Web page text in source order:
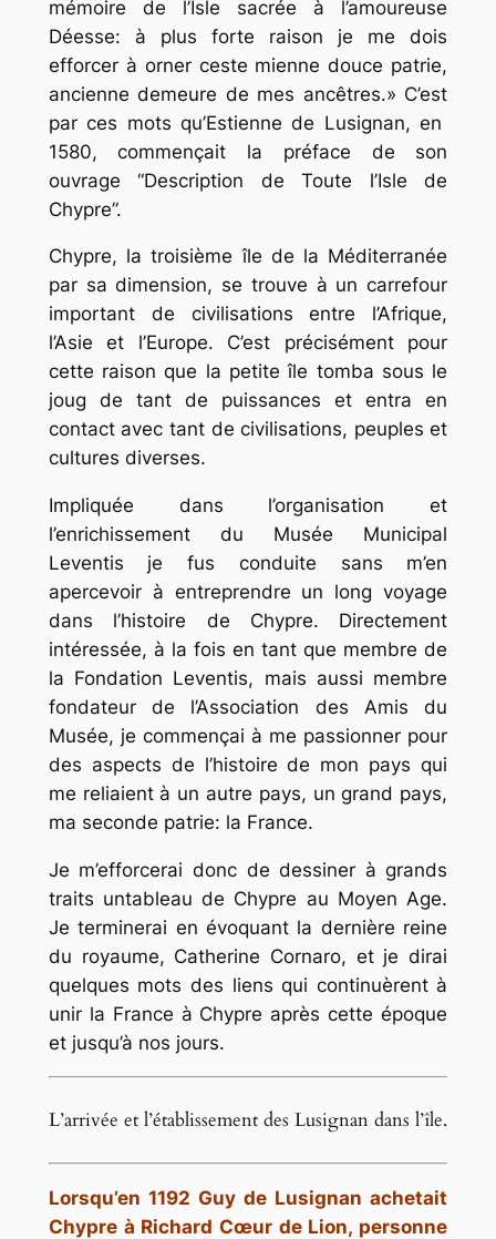
mémoire de l’Isle sacrée à l’amoureuse
Déesse: à plus forte raison je me dois
efforcer à orner ceste mienne douce patrie,
ancienne demeure de mes ancêtres.» C’est
par ces mots qu’Estienne de Lusignan, en
1580, commençait la préface de son
ouvrage “Description de Toute l’Isle de
Chypre”.
Chypre, la troisième île de la Méditerranée
par sa dimension, se trouve à un carrefour
important de civilisations entre l’Afrique,
l’Asie et l’Europe. C’est précisément pour
cette raison que la petite île tomba sous le
joug de tant de puissances et entra en
contact avec tant de civilisations, peuples et
cultures diverses.
Impliquée dans l’organisation et
l’enrichissement du Musée Municipal
Leventis je fus conduite sans m’en
apercevoir à entreprendre un long voyage
dans l’histoire de Chypre. Directement
intéressée, à la fois en tant que membre de
la Fondation Leventis, mais aussi membre
fondateur de l’Association des Amis du
Musée, je commençai à me passionner pour
des aspects de l’histoire de mon pays qui
me reliaient à un autre pays, un grand pays,
ma seconde patrie: la France.
Je m’efforcerai donc de dessiner à grands
traits untableau de Chypre au Moyen Age.
Je terminerai en évoquant la dernière reine
du royaume, Catherine Cornaro, et je dirai
quelques mots des liens qui continuèrent à
unir la France à Chypre après cette époque
et jusqu’à nos jours.
L’arrivée et l’établissement des Lusignan dans l’île.
Lorsqu’en 1192 Guy de Lusignan achetait
Chypre à Richard Cœur de Lion, personne